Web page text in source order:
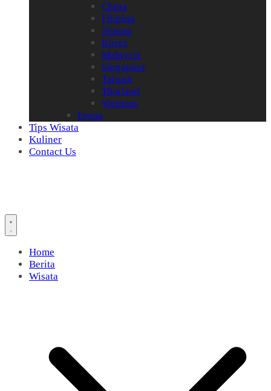
China
Filipina
Jepang
Korea
Malaysia
Singapura
Taiwan
Thailand
Vietnam
Eropa
Tips Wisata
Kuliner
Contact Us
Home
Berita
Wisata